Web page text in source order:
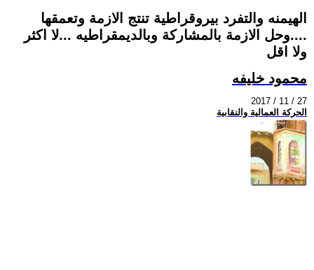
الهيمنه والتفرد بيروقراطية تنتج الازمة وتعمقها
....وحل الازمة بالمشاركة وبالديمقراطيه ...لا اكثر
ولا اقل
محمود خليفه
2017 / 11 / 27
الحركة العمالية والنقابية